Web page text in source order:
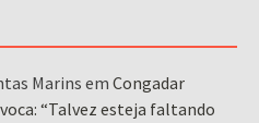
Marins emCongadar
“Talvez esteja faltando